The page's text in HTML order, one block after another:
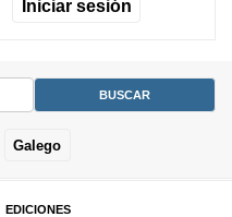
Iniciar sesión
Galego
EDICIONES